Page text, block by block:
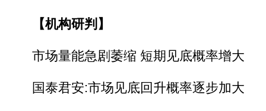
【机构研判】
市场量能急剧萎缩 短期见底概率增大
国泰君安:市场见底回升概率逐步加大